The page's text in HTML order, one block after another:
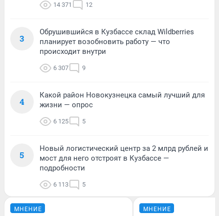
14 371 12
3
Обрушившийся в Кузбассе склад Wildberries
планирует возобновить работу — что
происходит внутри
6 307 9
4
Какой район Новокузнецка самый лучший для
жизни — опрос
6 125 5
5
Новый логистический центр за 2 млрд рублей и
мост для него отстроят в Кузбассе —
подробности
6 113 5
МНЕНИЕ МНЕНИЕ